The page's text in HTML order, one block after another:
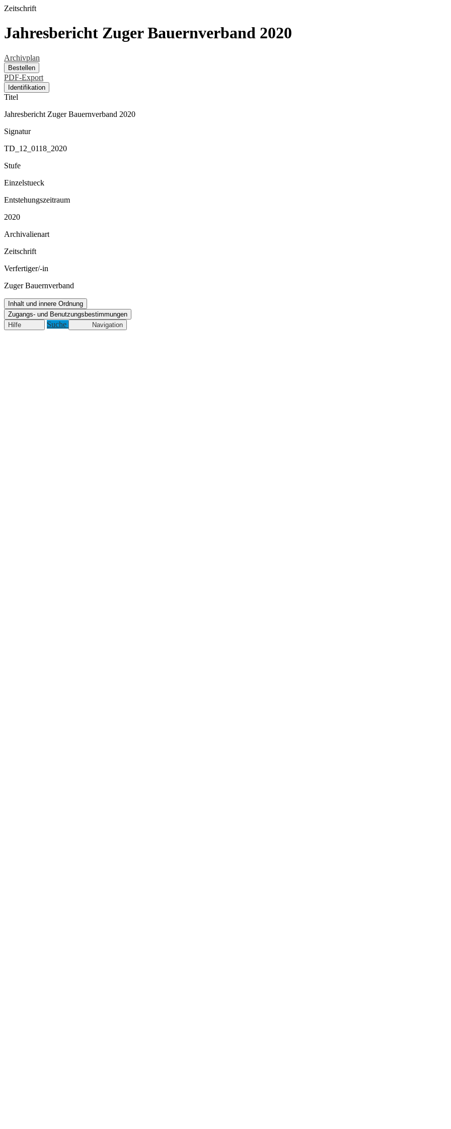
Zeitschrift
Jahresbericht Zuger Bauernverband 2020
Archivplan
Bestellen
PDF-Export
Identifikation
Titel
Jahresbericht Zuger Bauernverband 2020
Signatur
TD_12_0118_2020
Stufe
Einzelstueck
Entstehungszeitraum
2020
Archivalienart
Zeitschrift
Verfertiger/-in
Zuger Bauernverband
Inhalt und innere Ordnung
Zugangs- und Benutzungsbestimmungen
Hilfe
Suche Navigation